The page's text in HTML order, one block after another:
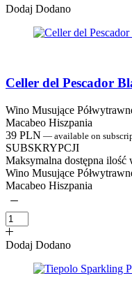
Dodaj Dodano
Celler del Pescador
Wino Musujące
Macabeo Hiszpania
39 PLN — available on
SUBSKRYPCJI
Maksymalna dostępna ilość
Wino Musujące
Macabeo Hiszpania
Dodaj Dodano